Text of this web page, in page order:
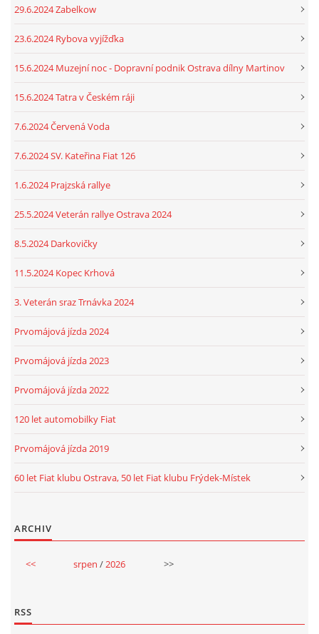
29.6.2024 Zabelkow
23.6.2024 Rybova vyjížďka
15.6.2024 Muzejní noc - Dopravní podnik Ostrava dílny Martinov
15.6.2024 Tatra v Českém ráji
7.6.2024 Červená Voda
7.6.2024 SV. Kateřina Fiat 126
1.6.2024 Prajzská rallye
25.5.2024 Veterán rallye Ostrava 2024
8.5.2024 Darkovičky
11.5.2024 Kopec Krhová
3. Veterán sraz Trnávka 2024
Prvomájová jízda 2024
Prvomájová jízda 2023
Prvomájová jízda 2022
120 let automobilky Fiat
Prvomájová jízda 2019
60 let Fiat klubu Ostrava, 50 let Fiat klubu Frýdek-Místek
ARCHIV
<< srpen /2026 >>
RSS